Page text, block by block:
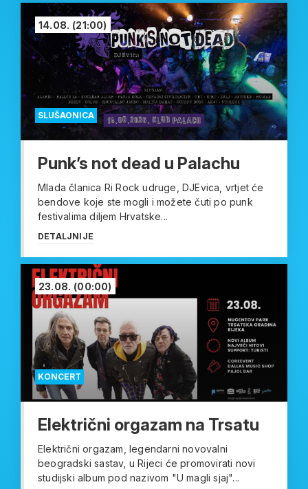
SLUŠAONICA
14.08. (21:00)
Punk’s not dead u Palachu
Mlada članica Ri Rock udruge, DJEvica, vrtjet će
bendove koje ste mogli i možete čuti po punk
festivalima diljem Hrvatske...
DETALJNIJE
KONCERT
23.08. (00:00)
Električni orgazam na Trsatu
Električni orgazam, legendarni novovalni
beogradski sastav, u Rijeci će promovirati novi
studijski album pod nazivom "U magli sjaj"...